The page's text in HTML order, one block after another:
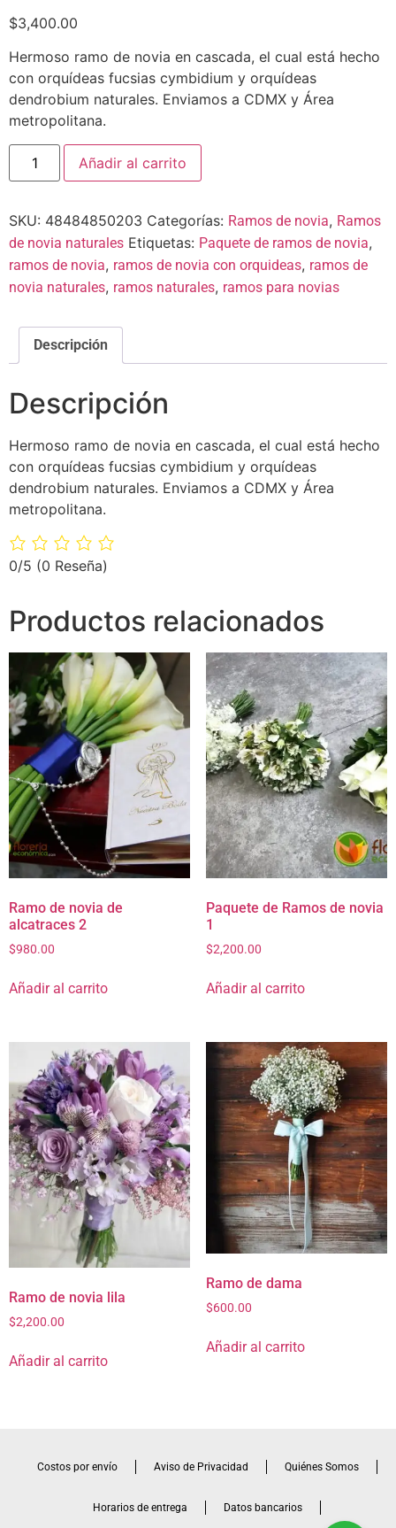
$3,400.00
Hermoso ramo de novia en cascada, el cual está hecho
con orquídeas fucsias cymbidium y orquídeas
dendrobium naturales. Enviamos a CDMX y Área
metropolitana.
Añadir al carrito
SKU: 48484850203 Categorías: Ramos de novia, Ramos
de novia naturales Etiquetas: Paquete de ramos de novia,
ramos de novia, ramos de novia con orquideas, ramos de
novia naturales, ramos naturales, ramos para novias
Descripción
Descripción
Hermoso ramo de novia en cascada, el cual está hecho
con orquídeas fucsias cymbidium y orquídeas
dendrobium naturales. Enviamos a CDMX y Área
metropolitana.
0/5 (0 Reseña)
Productos relacionados
Ramo de novia de
alcatraces 2
$980.00
Añadir al carrito
Paquete de Ramos de novia
1
$2,200.00
Añadir al carrito
Ramo de novia lila
$2,200.00
Añadir al carrito
Ramo de dama
$600.00
Añadir al carrito
Costos por envío Aviso de Privacidad Quiénes Somos
Horarios de entrega Datos bancarios